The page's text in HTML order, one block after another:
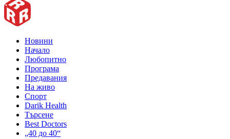
Новини
Начало
Любопитно
Програма
Предавания
На живо
Спорт
Darik Health
Търсене
Best Doctors
„40 до 40“